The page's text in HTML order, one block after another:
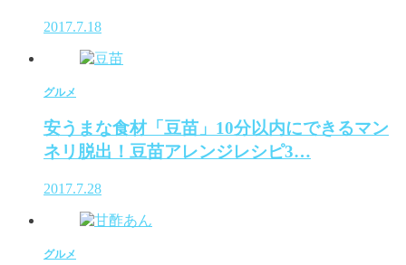
2017.7.18
グルメ
安うまな食材「豆苗」10分以内にできるマン
ネリ脱出！豆苗アレンジレシピ3…
2017.7.28
グルメ